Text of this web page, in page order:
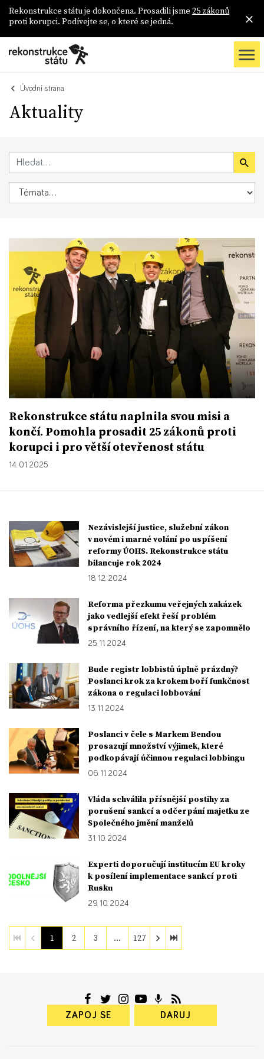
Rekonstrukce státu je dokončena. Prosadili jsme 25 zákonů
proti korupci. Podívejte se, o které se jedná.
Úvodní strana
Aktuality
Rekonstrukce státu naplnila svou misi a
končí. Pomohla prosadit 25 zákonů proti
korupci i pro větší otevřenost státu
14. 01. 2025
Nezávislejší justice, služební zákon
v novém i marné volání po uspíšení
reformy ÚOHS. Rekonstrukce státu
bilancuje rok 2024
18. 12. 2024
Reforma přezkumu veřejných zakázek
jako vedlejší efekt řeší problém
správního řízení, na který se zapomnělo
25. 11. 2024
Bude registr lobbistů úplně prázdný?
Poslanci krok za krokem boří funkčnost
zákona o regulaci lobbování
13. 11. 2024
Poslanci v čele s Markem Bendou
prosazují množství výjimek, které
podkopávají účinnou regulaci lobbingu
06. 11. 2024
Vláda schválila přísnější postihy za
porušení sankcí a odčerpání majetku ze
Společného jmění manželů
31. 10. 2024
Experti doporučují institucím EU kroky
k posílení implementace sankcí proti
Rusku
29. 10. 2024
1 2 3 … 127
ZAPOJ SE DARUJ